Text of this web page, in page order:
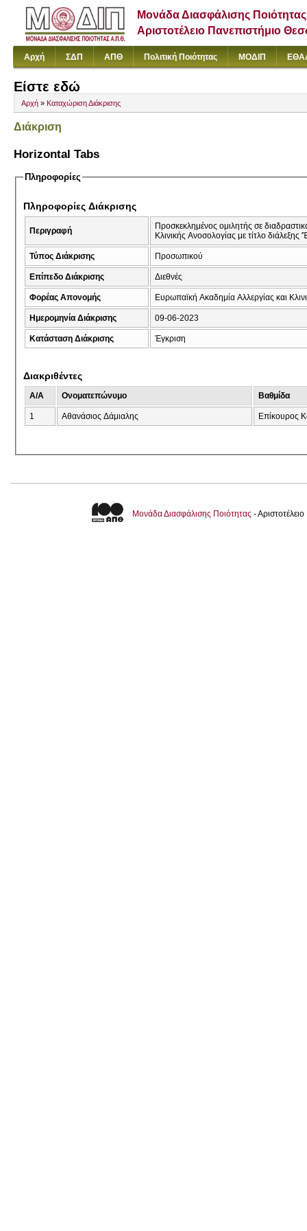
Μονάδα Διασφάλισης Ποιότητας
Αριστοτέλειο Πανεπιστήμιο
Αρχή ΣΔΠ ΑΠΘ Πολιτική Ποιότητας ΜΟΔΙΠ
Είστε εδώ
Αρχή » Καταχώριση Διάκρισης
Διάκριση
Horizontal Tabs
Πληροφορίες
Πληροφορίες Διάκρισης
Περιγραφή
Προσκεκλημένος ομιλητής σε
Κλινικής Ανοσολογίας με τίτλο
Τύπος Διάκρισης Προσωπικού
Επίπεδο Διάκρισης Διεθνές
Φορέας Απονομής Ευρωπαϊκή Ακαδημία Αλλεργίας και
Ημερομηνία Διάκρισης 09-06-2023
Κατάσταση Διάκρισης Έγκριση
Διακριθέντες
A/A Ονοματεπώνυμο Βαθμίδα
1 Αθανάσιος Δάμιαλης Eπίκουρος
Μονάδα Διασφάλισης Ποιότητας -